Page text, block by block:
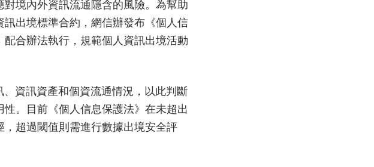
境內外資訊流通隱含的風險。為幫助
出境標準合約，網信辦發布《個人信
合辦法執行，規範個人資訊出境活動
資訊資產和個資流通情況，以此判斷
。目前《個人信息保護法》在未超出
超過閾值則需進行數據出境安全評